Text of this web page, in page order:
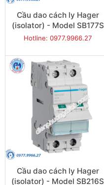
Cầu dao cách ly Hager
(isolator) - Model SB177S
Hotline: 0977.9966.27
Cầu dao cách ly Hager
(isolator) - Model SB216S